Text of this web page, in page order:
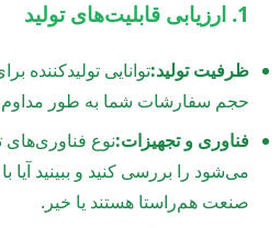
1. ارزیابی قابلیت‌های تولید
ظرفیت تولید:توانایی تولیدکننده
حجم سفارشات شما به طور مداوم
فناوری و تجهیزات:نوع فناوری‌های
می‌شود را بررسی کنید و ببینید آیا
صنعت هم‌راستا هستند یا خیر.